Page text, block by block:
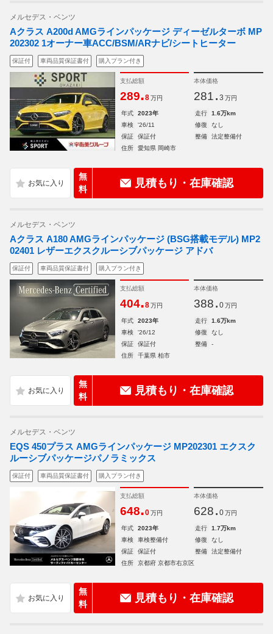
メルセデス・ベンツ
Aクラス A200d AMGラインパッケージ ディーゼルターボ MP
202302 1オーナー車ACC/BSM/ARナビ/シートヒーター
保証付 車両品質保証書付 購入プラン付き
支払総額
289.8 万円
本体価格
281. 3 万円
年式 2023年 走行
1.6万km
車検
'26/11 修復
なし
保証
保証付 整備
法定整備付
住所
愛知県 岡崎市
無
料
見積もり・在庫確認
メルセデス・ベンツ
Aクラス A180 AMGラインパッケージ (BSG搭載モデル) MP2
02401 レザーエクスクルーシブパッケージ アドバ
保証付 車両品質保証書付 購入プラン付き
支払総額
404.8 万円
本体価格
388. 0 万円
年式 2023年 走行
1.6万km
車検
'26/12 修復
なし
保証
保証付 整備
-
住所
千葉県 柏市
無
料
見積もり・在庫確認
メルセデス・ベンツ
EQS 450プラス AMGラインパッケージ MP202301 エクスク
ルーシブパッケージパノラミックス
保証付 車両品質保証書付 購入プラン付き
支払総額
648.0 万円
本体価格
628. 0 万円
年式 2023年 走行
1.7万km
車検
車検整備付 修復
なし
保証
保証付 整備
法定整備付
住所
京都府 京都市右京区
無
料
見積もり・在庫確認